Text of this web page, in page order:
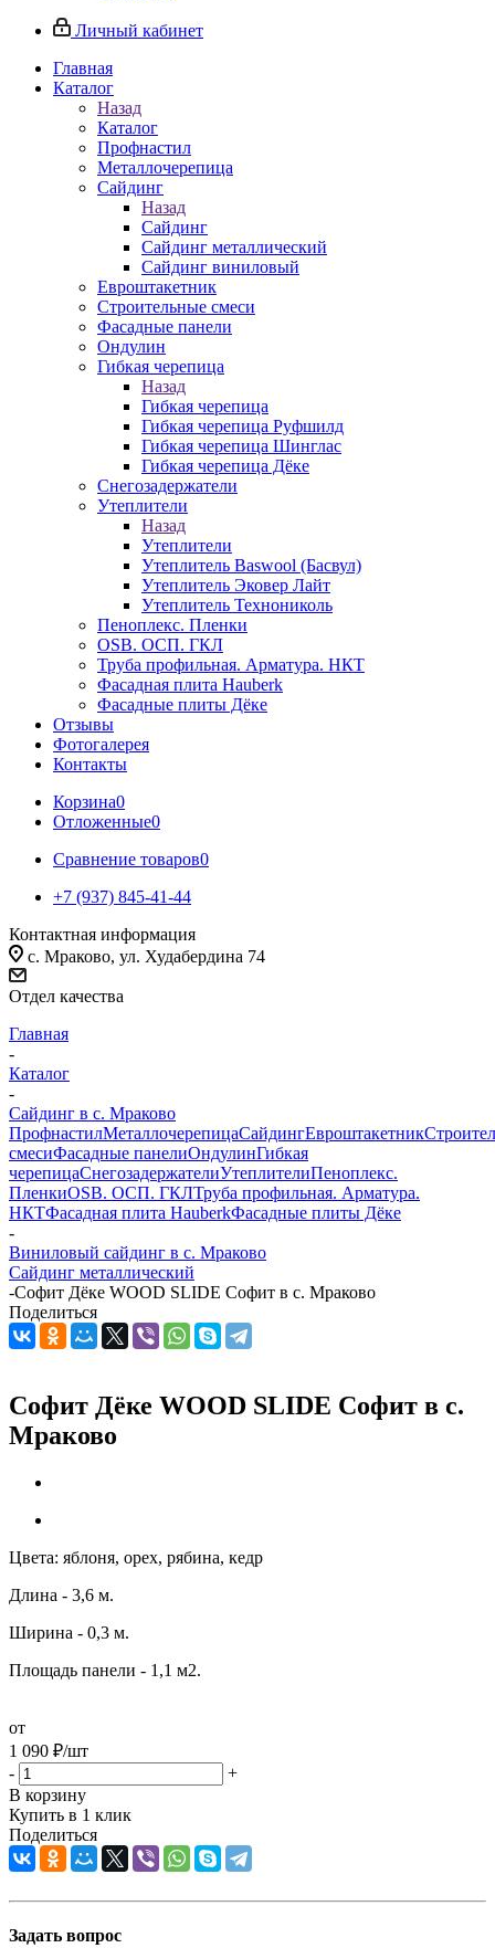
Личный кабинет
Главная
Каталог
Назад
Каталог
Профнастил
Металлочерепица
Сайдинг
Назад
Сайдинг
Сайдинг металлический
Сайдинг виниловый
Евроштакетник
Строительные смеси
Фасадные панели
Ондулин
Гибкая черепица
Назад
Гибкая черепица
Гибкая черепица Руфшилд
Гибкая черепица Шинглас
Гибкая черепица Дёке
Снегозадержатели
Утеплители
Назад
Утеплители
Утеплитель Baswool (Басвул)
Утеплитель Эковер Лайт
Утеплитель Технониколь
Пеноплекс. Пленки
OSB. ОСП. ГКЛ
Труба профильная. Арматура. НКТ
Фасадная плита Hauberk
Фасадные плиты Дёке
Отзывы
Фотогалерея
Контакты
Корзина0
Отложенные0
Сравнение товаров0
+7 (937) 845-41-44
Контактная информация
с. Мраково, ул. Худабердина 74
Отдел качества
Главная
-
Каталог
-
Сайдинг в c. Мраково
ПрофнастилМеталлочерепицаСайдингЕвроштакетник
смесиФасадные панелиОндулинГибкая
черепицаСнегозадержателиУтеплителиПеноплекс.
ПленкиOSB. ОСП. ГКЛТруба профильная. Арматура.
НКТФасадная плита HauberkФасадные плиты Дёке
-
Виниловый сайдинг в c. Мраково
Сайдинг металлический
-Софит Дёке WOOD SLIDE Софит в c. Мраково
Поделиться
Софит Дёке WOOD SLIDE Софит в c.
Мраково
Цвета: яблоня, орех, рябина, кедр
Длина - 3,6 м.
Ширина - 0,3 м.
Площадь панели - 1,1 м2.
от
1 090 ₽/шт
-
+
В корзину
Купить в 1 клик
Поделиться
Задать вопрос